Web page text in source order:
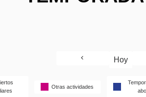
Hoy
Otras actividades